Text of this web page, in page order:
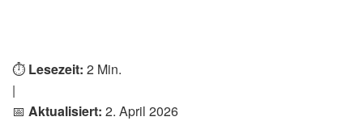
⏱️ Lesezeit: 2 Min.
|
📅 Aktualisiert: 2. April 2026